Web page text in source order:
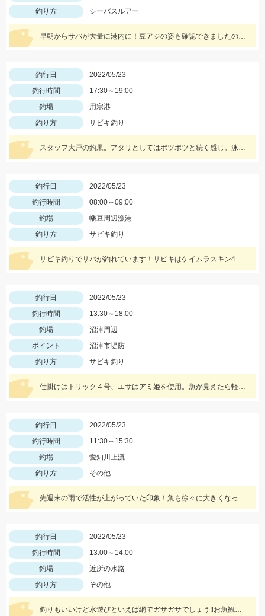
釣り方
シーバスルアー
早朝からサバが大量に港内に！豆アジの姿も確認できましたのでベイトは大量ですね！
釣行日
2022/05/23
釣行時間
17:30～19:00
釣場
用宗港
釣り方
サビキ釣り
スタッフ大戸の釣果。アタリとしてはポツポツと続く感じ。泳がせ仕掛で青物も狙えるかも。
釣行日
2022/05/23
釣行時間
08:00～09:00
釣場
幡豆周辺漁港
釣り方
サビキ釣り
サビキ釣りでサバが釣れています！サビキはケイムラスキン4号、エサは冷凍アミエビを使用しました。
釣行日
2022/05/23
釣行時間
13:30～18:00
釣場
沼津周辺
ポイント
沼津市堤防
釣り方
サビキ釣り
仕掛けはトリック４号、エサはアミ姫を使用。魚が見えたら軽くエサを撒いて、仕掛けをたらせば入れ食いでした。
釣行日
2022/05/23
釣行時間
11:30～15:30
釣場
愛知川上流
釣り方
その他
先週末の雨で活性が上がっていた印象！魚も徐々に大きくなっており、まだまだ楽しめそうですよ♪
釣行日
2022/05/23
釣行時間
13:00～14:00
釣場
近所の水路
釣り方
その他
釣りもいいけど水遊びといえば網でガサガサでしょう‼お魚観察水槽が大活躍♪